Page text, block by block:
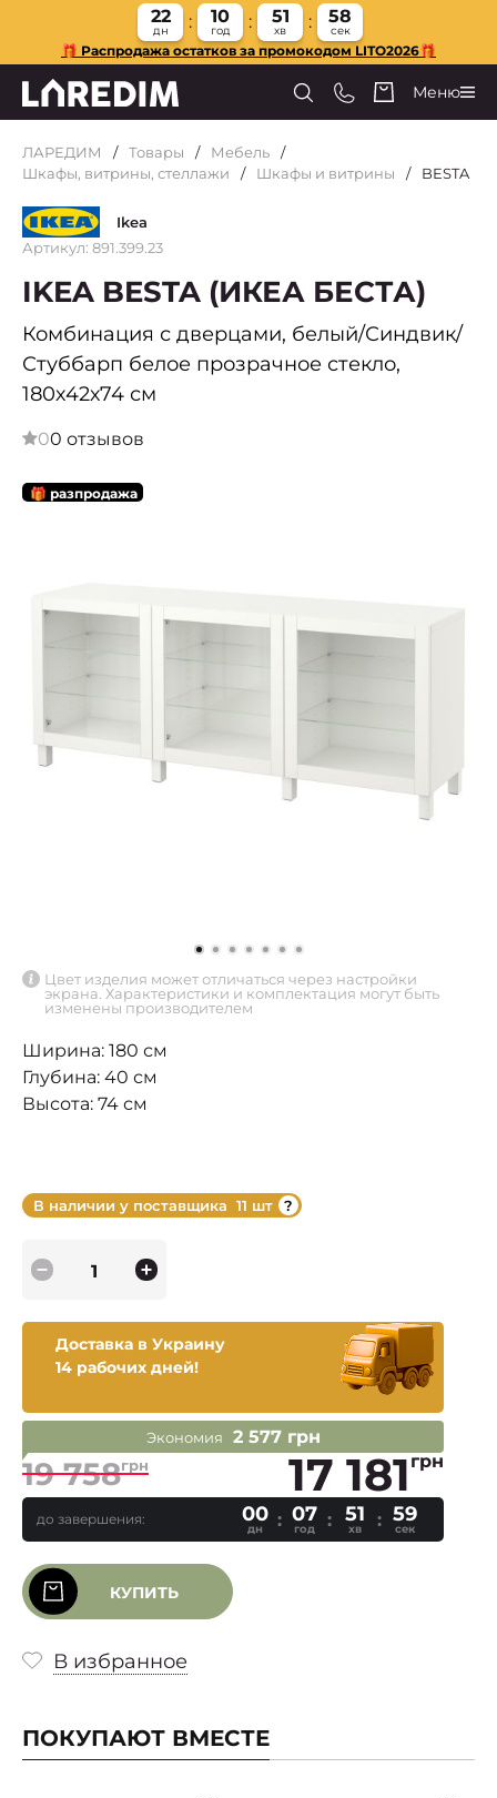
22
дн
10
год
51
хв
58
сек
🎁 Распродажа остатков за промокодом LITO2026🎁
Меню
ЛАРЕДИМ Товары
Мебель
Шкафы, витрины, стеллажи
Шкафы и витрины BESTA
Ikea
Артикул: 891.399.23
IKEA BESTA (ИКЕА БЕСТА)
Комбинация с дверцами, белый/Синдвик/
Стуббарп белое прозрачное стекло,
180х42х74 см
00 отзывов
🎁 разпродажа
Цвет изделия может отличаться через настройки
экрана. Характеристики и комплектация могут быть
изменены производителем
Ширина: 180 см
Глубина: 40 см
Высота: 74 см
В наличии у поставщика 11 шт
Доставка в Украину
14 рабочих дней!
Экономия 2 577 грн
19 758грн 17 181 грн
до завершения: 00
дн
07
год
51
хв
58
сек
КУПИТЬ
В избранное
ПОКУПАЮТ ВМЕСТЕ